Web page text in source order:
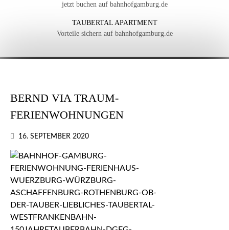
jetzt buchen auf bahnhofgamburg.de
TAUBERTAL APARTMENT
Vorteile sichern auf bahnhofgamburg.de
BERND VIA TRAUM-
FERIENWOHNUNGEN
16. SEPTEMBER 2020